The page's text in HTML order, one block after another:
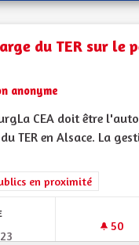
du TER sur le
anonyme
CEA doit être
TER en Alsace. La
de la catégorie : Les
en proximité
50